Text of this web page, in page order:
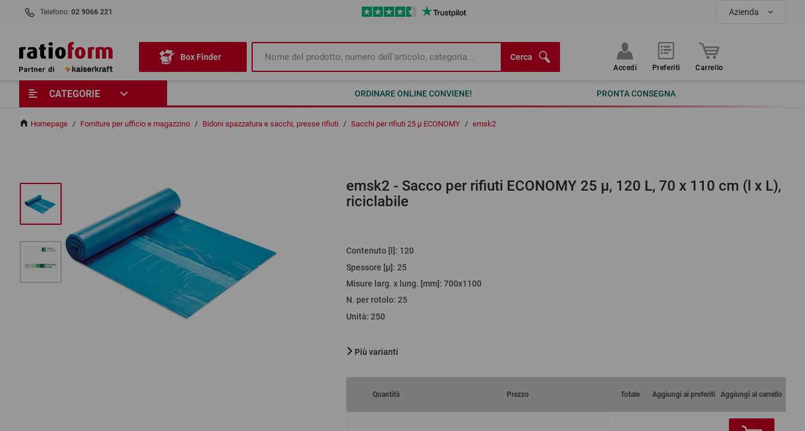
Telefono: 02 9066 221 Azienda
Box Finder Cerca
Accedi Preferiti Carrello
CATEGORIE ORDINARE ONLINE CONVIENE! PRONTA CONSEGNA
Homepage / Forniture per ufficio e magazzino / Bidoni spazzatura e sacchi, presse rifiuti / Sacchi per rifiuti 25 µ ECONOMY / emsk2
emsk2 - Sacco per rifiuti ECONOMY 25 µ, 120 L, 70 x 110 cm (l x L),
riciclabile
Contenuto [l] : 120
Spessore [µ] : 25
Misure larg. x lung. [mm] : 700x1100
N. per rotolo: 25
Unità: 250
Più varianti
Quantità Prezzo Totale Aggiungi ai preferiti Aggiungi al carrello